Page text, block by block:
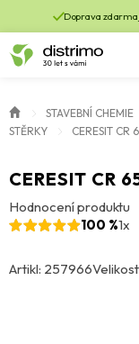
Doprava zdarma
STAVEBNÍ CHEMIE
STĚRKY
CERESIT CR
CERESIT CR
Hodnocení produktu
100 %1x
Artikl: 257966